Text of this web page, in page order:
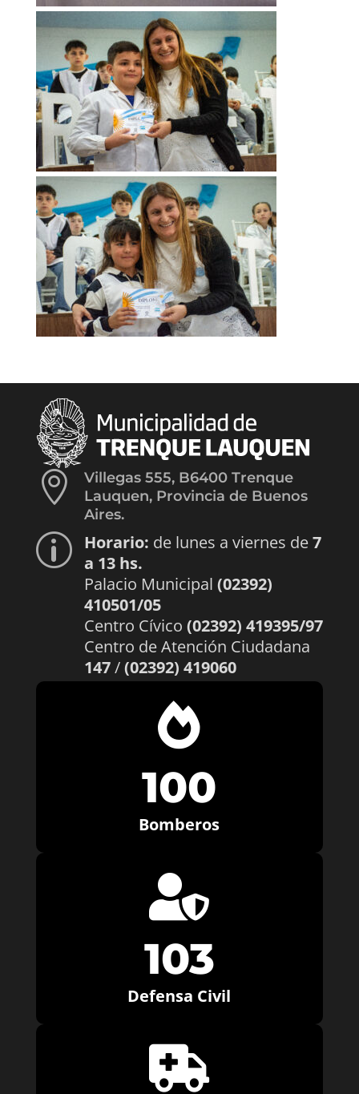

Villegas 555, B6400 Trenque
Lauquen, Provincia de Buenos
Aires.
p Horario: de lunes a viernes de7
a 13 hs.
Palacio Municipal (02392)
410501/05
Centro Cívico (02392) 419395/97
Centro de Atención Ciudadana
147/(02392) 419060

100
Bomberos

103
Defensa Civil
